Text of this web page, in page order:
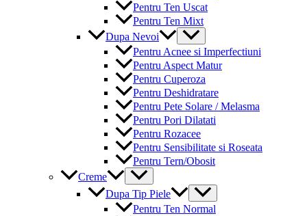
Pentru Ten Uscat
Pentru Ten Mixt
Dupa Nevoi
Menu
Toggle
Pentru Acnee si Imperfectiuni
Pentru Aspect Matur
Pentru Cuperoza
Pentru Deshidratare
Pentru Pete Solare / Melasma
Pentru Pori Dilatati
Pentru Rozacee
Pentru Sensibilitate si Roseata
Pentru Tern/Obosit
Creme
Menu
Toggle
Dupa Tip Piele
Menu
Toggle
Pentru Ten Normal